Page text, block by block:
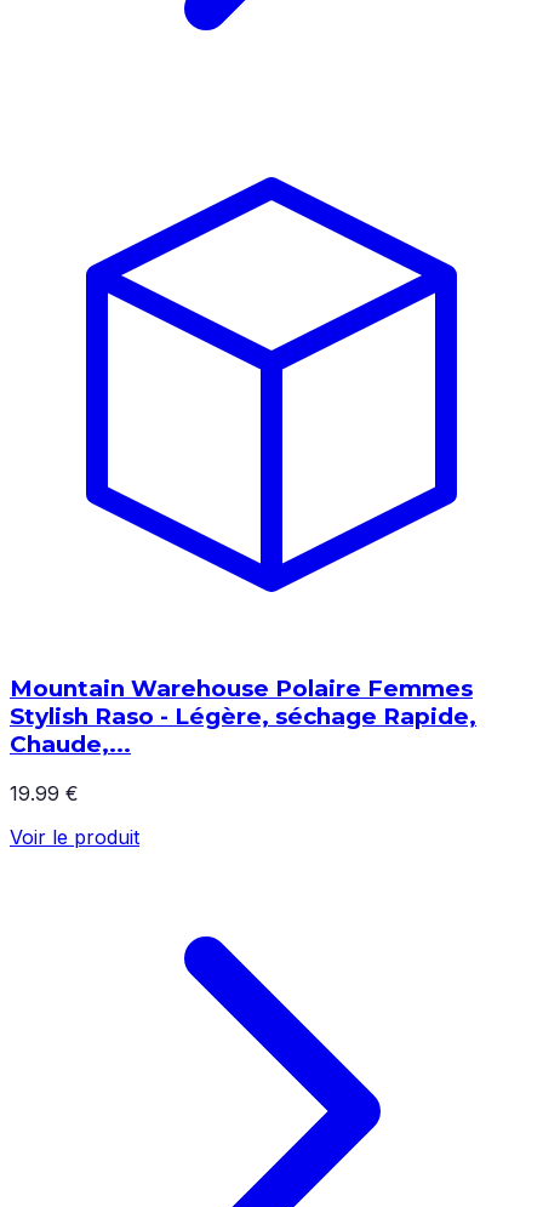
Mountain Warehouse Polaire Femmes
Stylish Raso - Légère, séchage Rapide,
Chaude,...
19.99 €
Voir le produit